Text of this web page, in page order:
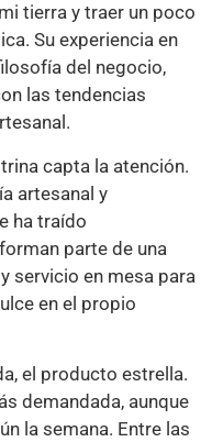
tierra y traer un poco
Su experiencia en
del negocio,
las tendencias
capta la atención.
artesanal y
ha traído
parte de una
servicio en mesa para
en el propio
el producto estrella.
demandada, aunque
la semana. Entre las